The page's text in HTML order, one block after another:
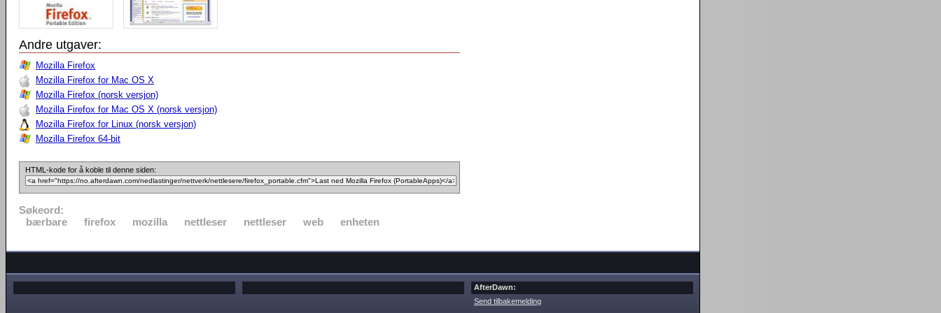
Andre utgaver:
Mozilla Firefox
Mozilla Firefox for Mac OS X
Mozilla Firefox (norsk versjon)
Mozilla Firefox for Mac OS X (norsk versjon)
Mozilla Firefox for Linux (norsk versjon)
Mozilla Firefox 64-bit
HTML-kode for å koble til denne siden:
Søkeord:
bærbare
firefox mozilla nettleser nettleser web enheten
AfterDawn:
Send tilbakemelding